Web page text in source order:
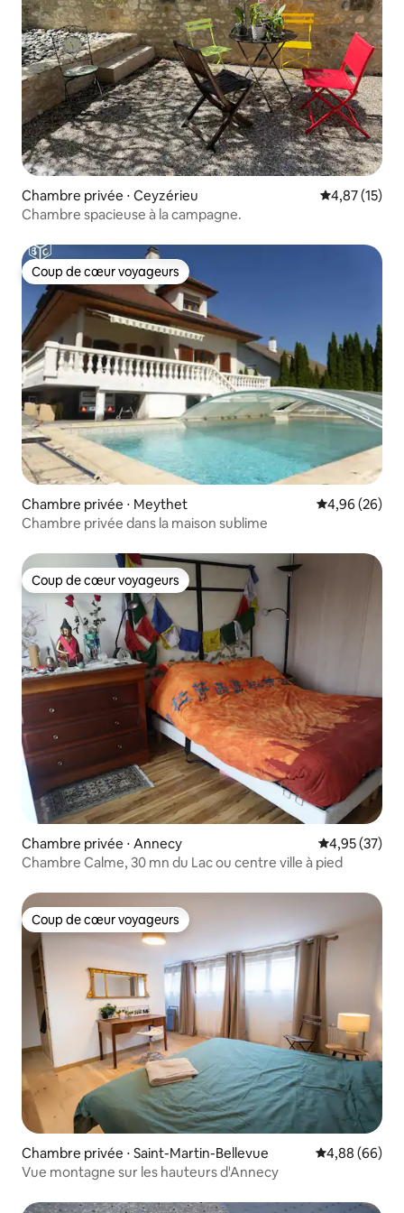
Chambre privée ⋅ Ceyzérieu Évaluation
4,87 (15)
Chambre spacieuse à la campagne.
Coup de cœur voyageurs
Coup de cœur voyageurs
Chambre privée ⋅ Meythet Évaluation
4,96 (26)
Chambre privée dans la maison sublime
Coup de cœur voyageurs
Coup de cœur voyageurs
Chambre privée ⋅ Annecy Évaluation
4,95 (37)
Chambre Calme, 30 mn du Lac ou centre ville à pied
Coup de cœur voyageurs
Coup de cœur voyageurs
Chambre privée ⋅ Saint-Martin-Bellevue Évaluation
4,88 (66)
Vue montagne sur les hauteurs d'Annecy